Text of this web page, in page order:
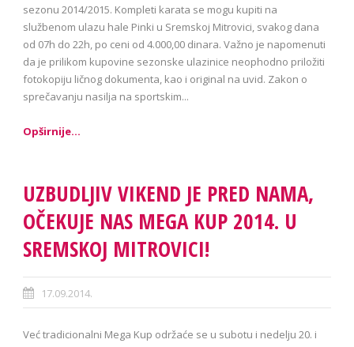
sezonu 2014/2015. Kompleti karata se mogu kupiti na
službenom ulazu hale Pinki u Sremskoj Mitrovici, svakog dana
od 07h do 22h, po ceni od 4.000,00 dinara. Važno je napomenuti
da je prilikom kupovine sezonske ulazinice neophodno priložiti
fotokopiju ličnog dokumenta, kao i original na uvid. Zakon o
sprečavanju nasilja na sportskim...
Opširnije...
UZBUDLJIV VIKEND JE PRED NAMA,
OČEKUJE NAS MEGA KUP 2014. U
SREMSKOJ MITROVICI!
17.09.2014.
Već tradicionalni Mega Kup održaće se u subotu i nedelju 20. i